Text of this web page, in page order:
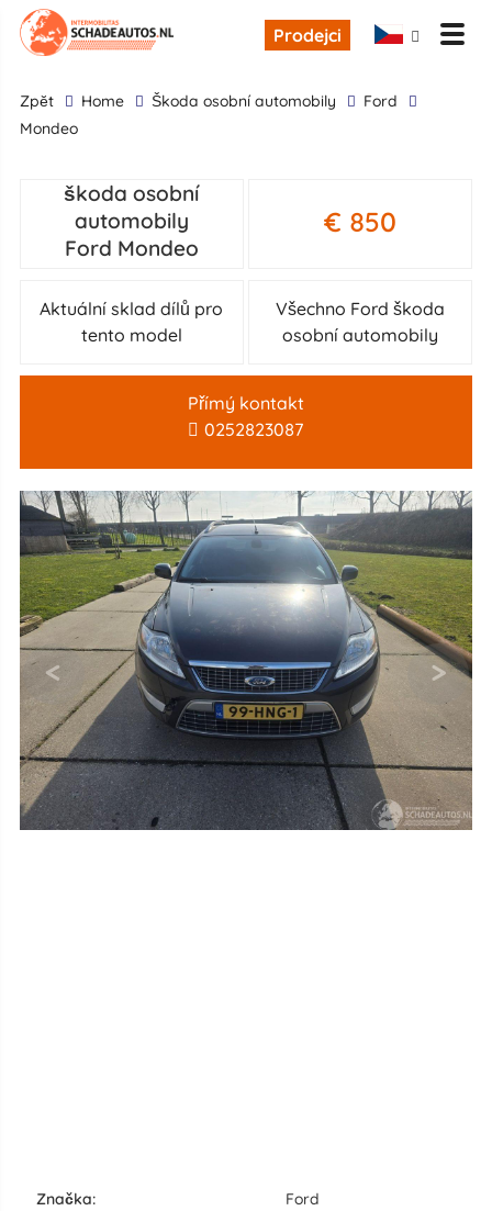
Prodejci
zpĕt Home škoda osobní automobily
Ford
Mondeo
škoda osobní
automobily
Ford Mondeo
€ 850
Aktuální sklad dílů pro
tento model
Všechno Ford škoda
osobní automobily
Přímý kontakt
0252823087
značka: Ford